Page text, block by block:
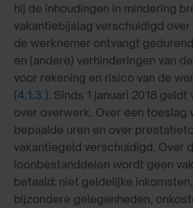
hij de inhoudingen in mindering
vakantiebijslag verschuldigd
de werknemer ontvangt
en (andere) verhinderingen van
voor rekening en risico van de
(4.1.3.). Sinds 1 januari 2018
over overwerk. Over een toeslag
bepaalde uren en over
vakantiegeld verschuldigd. Over
loonbestanddelen wordt geen
betaald: niet geldelijke
bijzondere gelegenheden,